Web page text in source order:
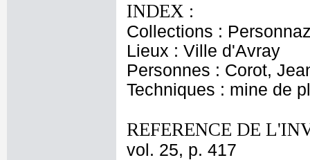
INDEX :
Collections :
Lieux : Ville d'Avray
Personnes : Corot,
Techniques : mine de
REFERENCE DE
vol. 25, p. 417